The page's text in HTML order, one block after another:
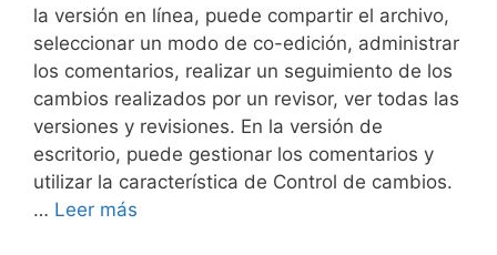
la versión en línea, puede compartir el archivo,
seleccionar un modo de co-edición, administrar
los comentarios, realizar un seguimiento de los
cambios realizados por un revisor, ver todas las
versiones y revisiones. En la versión de
escritorio, puede gestionar los comentarios y
utilizar la característica de Control de cambios.
… Leer más